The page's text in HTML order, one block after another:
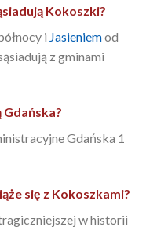
Kokoszki?
i Jasieniemod
z gminami
Gdańska?
Gdańska 1
się z Kokoszkami?
w historii